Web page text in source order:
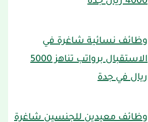
وظائف نسائية شاغرة في
الاستقبال برواتب تناهز 5000
ريال في جدة
وظائف معيدين للجنسين شاغرة